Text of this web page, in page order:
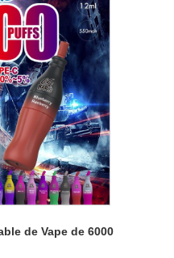
de Vape de 6000